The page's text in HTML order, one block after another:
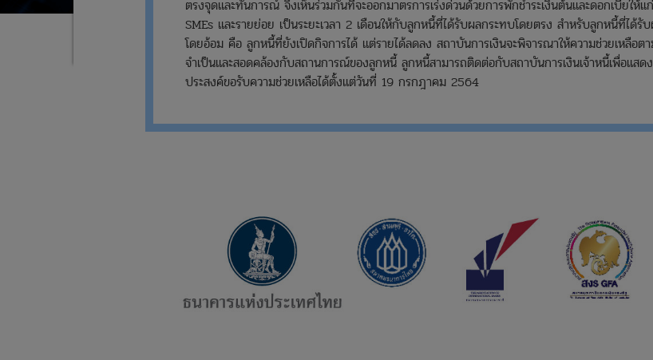
ตรงจุดและทันการณ์ จึงเห็นร่วมกันที่จะออกมาตรการเร่งด่วนด้วยการพักชำระเงินต้นและดอกเบี้ยให้แก่
SMEs และรายย่อย เป็นระยะเวลา 2 เดือนให้กับลูกหนี้ที่ได้รับผลกระทบโดยตรง สำหรับลูกหนี้ที่ได้รั
โดยอ้อม คือ ลูกหนี้ที่ยังเปิดกิจการได้ แต่รายได้ลดลง สถาบันการเงินจะพิจารณาให้ความช่วยเหลือตาม
จำเป็นและสอดคล้องกับสถานการณ์ของลูกหนี้ ลูกหนี้สามารถติดต่อกับสถาบันการเงินเจ้าหนี้เพื่อแสดง
ประสงค์ขอรับความช่วยเหลือได้ตั้งแต่วันที่ 19 กรกฎาคม 2564